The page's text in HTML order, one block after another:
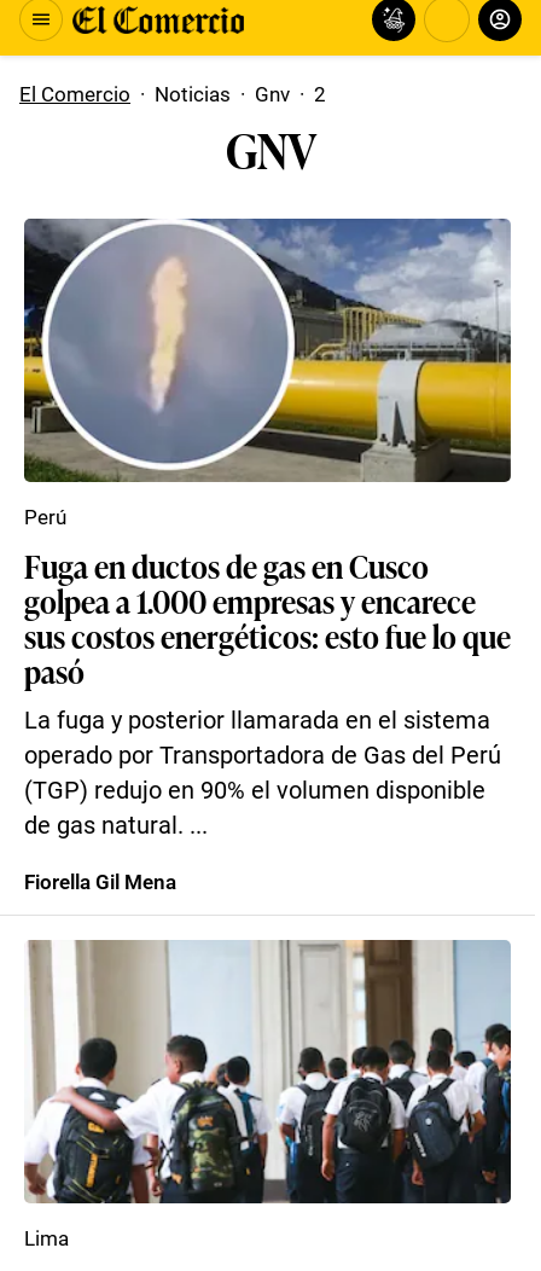
El Comercio · Noticias · Gnv · 2
GNV
Fuga en ductos de gas en Cusco
golpea a 1.000 empresas y encarece
sus costos energéticos: esto fue lo que
pasó
La fuga y posterior llamarada en el sistema
operado por Transportadora de Gas del Perú
(TGP) redujo en 90% el volumen disponible
de gas natural. ...
Perú
Fiorella Gil Mena
Lima